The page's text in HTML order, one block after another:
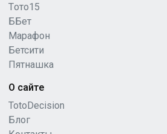
Tото15
ББет
Марафон
Бетсити
Пятнашка
О сайте
TotoDecision
Блог